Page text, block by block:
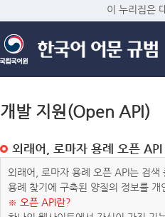
이 누리집은
개발 지원(Open API)
외래어, 로마자 용례 오픈 API
외래어, 로마자 용례 오픈 API는 검
용례 찾기에 구축된 양질의 정보를
※ 오픈 API란?